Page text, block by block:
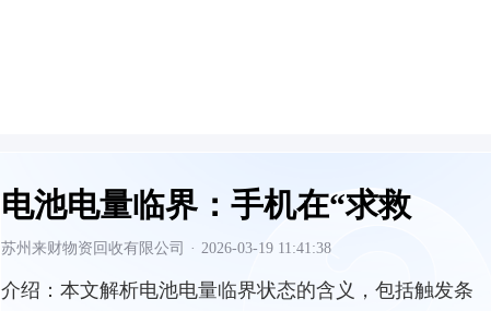
电池电量临界：手机在“求救
苏州来财物资回收有限公司 · 2026-03-19 11:41:38
介绍： 本文解析电池电量临界状态的含义，包括触发条